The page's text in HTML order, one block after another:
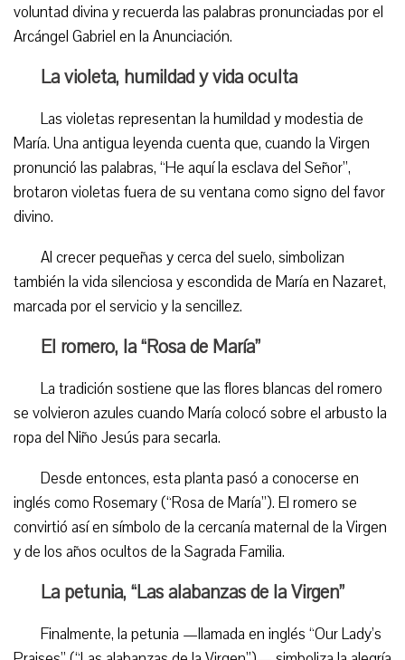
voluntad divina y recuerda las palabras pronunciadas por el
Arcángel Gabriel en la Anunciación.
La violeta, humildad y vida oculta
Las violetas representan la humildad y modestia de
María. Una antigua leyenda cuenta que, cuando la Virgen
pronunció las palabras, “He aquí la esclava del Señor”,
brotaron violetas fuera de su ventana como signo del favor
divino.
Al crecer pequeñas y cerca del suelo, simbolizan
también la vida silenciosa y escondida de María en Nazaret,
marcada por el servicio y la sencillez.
El romero, la “Rosa de María”
La tradición sostiene que las flores blancas del romero
se volvieron azules cuando María colocó sobre el arbusto la
ropa del Niño Jesús para secarla.
Desde entonces, esta planta pasó a conocerse en
inglés como Rosemary (“Rosa de María”). El romero se
convirtió así en símbolo de la cercanía maternal de la Virgen
y de los años ocultos de la Sagrada Familia.
La petunia, “Las alabanzas de la Virgen”
Finalmente, la petunia —llamada en inglés “Our Lady’s